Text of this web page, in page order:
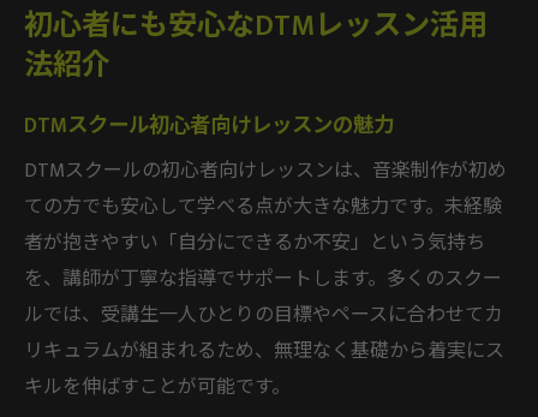
初心者にも安心なDTMレッスン活用
法紹介
DTMスクール初心者向けレッスンの魅力
DTMスクールの初心者向けレッスンは、音楽制作が初め
ての方でも安心して学べる点が大きな魅力です。未経験
者が抱きやすい「自分にできるか不安」という気持ち
を、講師が丁寧な指導でサポートします。多くのスクー
ルでは、受講生一人ひとりの目標やペースに合わせてカ
リキュラムが組まれるため、無理なく基礎から着実にス
キルを伸ばすことが可能です。